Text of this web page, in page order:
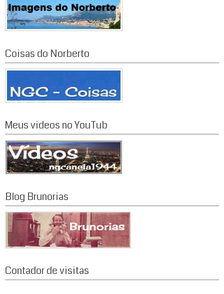
Coisas do Norberto
Meus videos no YouTub
Blog Brunorias
Contador de visitas